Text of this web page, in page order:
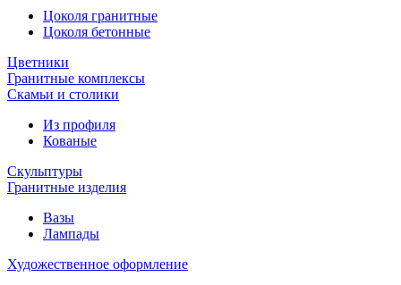
Цоколя гранитные
Цоколя бетонные
Цветники
Гранитные комплексы
Cкамьи и столики
Из профиля
Кованые
Скульптуры
Гранитные изделия
Вазы
Лампады
Художественное оформление